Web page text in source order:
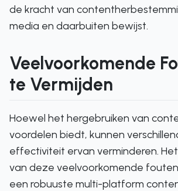
de kracht van
media en daarbuiten bewijst.
Veelvoorkomende
te Vermijden
Hoewel het hergebruiken van
voordelen biedt, kunnen
effectiviteit ervan verminderen.
van deze veelvoorkomende
een robuuste multi-platform